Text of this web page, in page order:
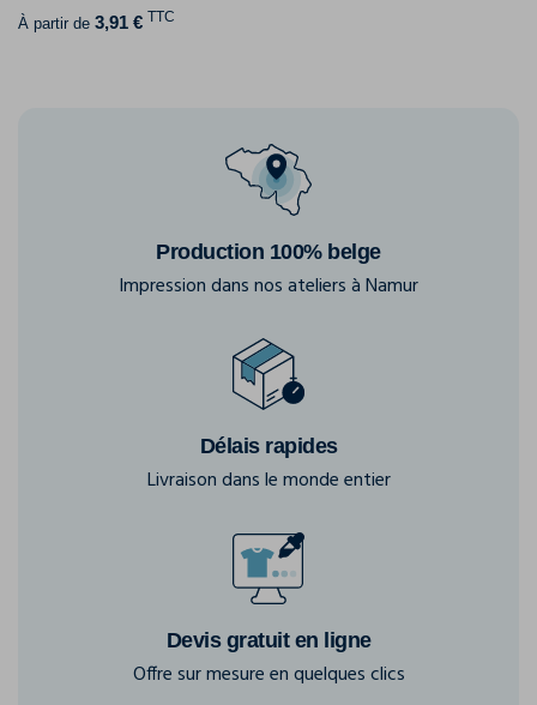
À partir de 3,91 € TTC
Production 100% belge
Impression dans nos ateliers à Namur
Délais rapides
Livraison dans le monde entier
Devis gratuit en ligne
Offre sur mesure en quelques clics